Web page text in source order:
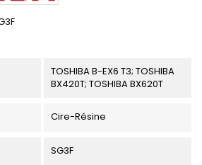
TOSHIBA B-EX6 T3; TOSHIBA
BX420T; TOSHIBA BX620T
Cire-Résine
SG3F